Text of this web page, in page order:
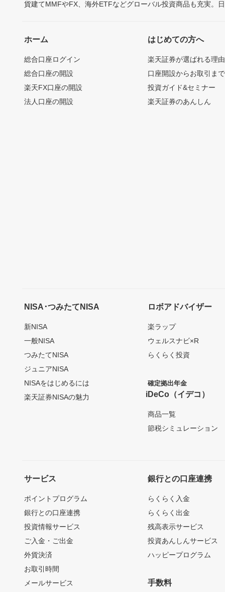
貨建てMMFやFX、海外ETFなどグローバル投資商品も充実。
ホーム
総合口座ログイン
総合口座の開設
楽天FX口座の開設
法人口座の開設
はじめての方へ
楽天証券が選ばれる理由
口座開設からお取引ま
投資ガイド&セミナー
楽天証券のあんしん
NISA･つみたてNISA
新NISA
一般NISA
つみたてNISA
ジュニアNISA
NISAをはじめるには
楽天証券NISAの魅力
ロボアドバイザー
楽ラップ
ウェルスナビ×R
らくらく投資
確定拠出年金
iDeCo（イデコ）
商品一覧
節税シミュレーション
サービス
ポイントプログラム
銀行との口座連携
投資情報サービス
ご入金・ご出金
外貨決済
お取引時間
メールサービス
銀行との口座連携
らくらく入金
らくらく出金
残高表示サービス
投資あんしんサービス
ハッピープログラム
手数料